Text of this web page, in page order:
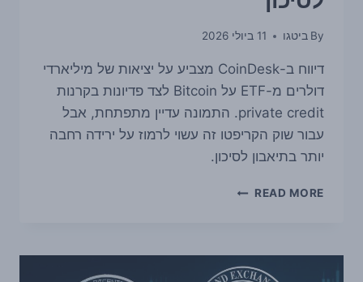
By ביטגו 11 ביולי 2026
דיווח ב-CoinDesk מצביע על יציאות של מיליארדי
דולרים מ-ETF על Bitcoin לצד פדיונות בקרנות
private credit. התמונה עדיין מתפתחת, אבל
עבור שוק הקריפטו זה עשוי לרמוז על ירידה רחבה
יותר בתיאבון לסיכון.
READ MORE פדיונות
ETF
על